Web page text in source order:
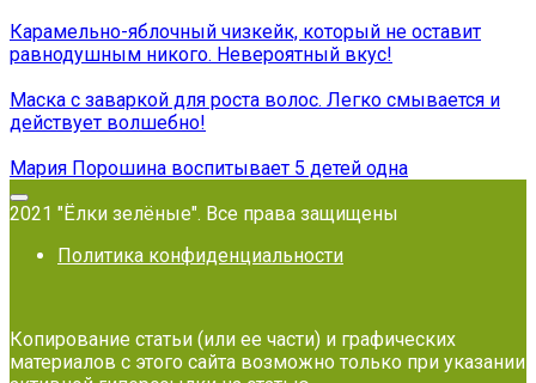
Карамельно-яблочный чизкейк, который не оставит
равнодушным никого. Невероятный вкус!
Маска с заваркой для роста волос. Легко смывается и
действует волшебно!
Мария Порошина воспитывает 5 детей одна
2021 "Ёлки зелёные". Все права защищены
Политика конфиденциальности
Копирование статьи (или ее части) и графических
материалов с этого сайта возможно только при указании